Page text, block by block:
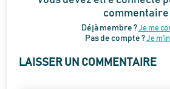
commentaire
Déjà membre ?Je me
Pas de compte ?Je
LAISSER UN COMMENTAIRE